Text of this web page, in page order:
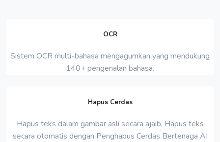
OCR
Sistem OCR multi-bahasa mengagumkan yang mendukung
140+ pengenalan bahasa.
Hapus Cerdas
Hapus teks dalam gambar asli secara ajaib. Hapus teks
secara otomatis dengan Penghapus Cerdas Bertenaga AI